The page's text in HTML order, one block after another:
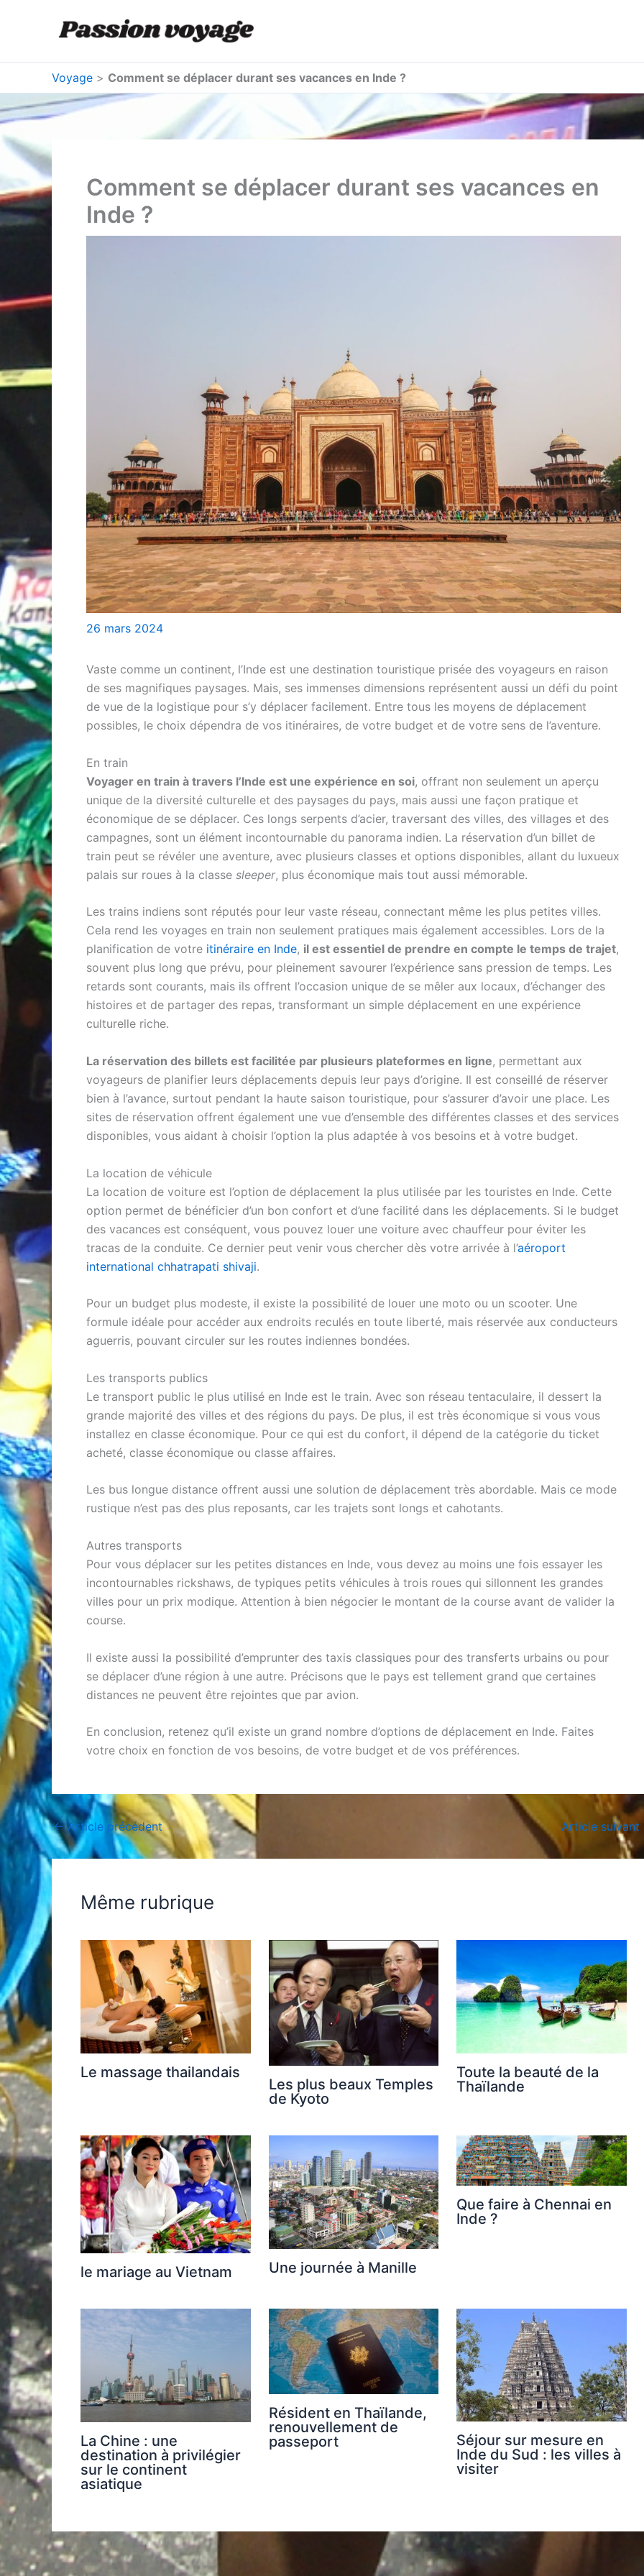
Voyage > Comment se déplacer durant ses vacances en Inde ?
Comment se déplacer durant ses vacances en
Inde ?
26 mars 2024
Vaste comme un continent, l’Inde est une destination touristique prisée des voyageurs en raison
de ses magnifiques paysages. Mais, ses immenses dimensions représentent aussi un défi du point
de vue de la logistique pour s’y déplacer facilement. Entre tous les moyens de déplacement
possibles, le choix dépendra de vos itinéraires, de votre budget et de votre sens de l’aventure.
En train
Voyager en train à travers l’Inde est une expérience en soi, offrant non seulement un aperçu
unique de la diversité culturelle et des paysages du pays, mais aussi une façon pratique et
économique de se déplacer. Ces longs serpents d’acier, traversant des villes, des villages et des
campagnes, sont un élément incontournable du panorama indien. La réservation d’un billet de
train peut se révéler une aventure, avec plusieurs classes et options disponibles, allant du luxueux
palais sur roues à la classe sleeper, plus économique mais tout aussi mémorable.
Les trains indiens sont réputés pour leur vaste réseau, connectant même les plus petites villes.
Cela rend les voyages en train non seulement pratiques mais également accessibles. Lors de la
planification de votre itinéraire en Inde, il est essentiel de prendre en compte le temps de trajet,
souvent plus long que prévu, pour pleinement savourer l’expérience sans pression de temps. Les
retards sont courants, mais ils offrent l’occasion unique de se mêler aux locaux, d’échanger des
histoires et de partager des repas, transformant un simple déplacement en une expérience
culturelle riche.
La réservation des billets est facilitée par plusieurs plateformes en ligne, permettant aux
voyageurs de planifier leurs déplacements depuis leur pays d’origine. Il est conseillé de réserver
bien à l’avance, surtout pendant la haute saison touristique, pour s’assurer d’avoir une place. Les
sites de réservation offrent également une vue d’ensemble des différentes classes et des services
disponibles, vous aidant à choisir l’option la plus adaptée à vos besoins et à votre budget.
La location de véhicule
La location de voiture est l’option de déplacement la plus utilisée par les touristes en Inde. Cette
option permet de bénéficier d’un bon confort et d’une facilité dans les déplacements. Si le budget
des vacances est conséquent, vous pouvez louer une voiture avec chauffeur pour éviter les
tracas de la conduite. Ce dernier peut venir vous chercher dès votre arrivée à l’aéroport
international chhatrapati shivaji.
Pour un budget plus modeste, il existe la possibilité de louer une moto ou un scooter. Une
formule idéale pour accéder aux endroits reculés en toute liberté, mais réservée aux conducteurs
aguerris, pouvant circuler sur les routes indiennes bondées.
Les transports publics
Le transport public le plus utilisé en Inde est le train. Avec son réseau tentaculaire, il dessert la
grande majorité des villes et des régions du pays. De plus, il est très économique si vous vous
installez en classe économique. Pour ce qui est du confort, il dépend de la catégorie du ticket
acheté, classe économique ou classe affaires.
Les bus longue distance offrent aussi une solution de déplacement très abordable. Mais ce mode
rustique n’est pas des plus reposants, car les trajets sont longs et cahotants.
Autres transports
Pour vous déplacer sur les petites distances en Inde, vous devez au moins une fois essayer les
incontournables rickshaws, de typiques petits véhicules à trois roues qui sillonnent les grandes
villes pour un prix modique. Attention à bien négocier le montant de la course avant de valider la
course.
Il existe aussi la possibilité d’emprunter des taxis classiques pour des transferts urbains ou pour
se déplacer d’une région à une autre. Précisons que le pays est tellement grand que certaines
distances ne peuvent être rejointes que par avion.
En conclusion, retenez qu’il existe un grand nombre d’options de déplacement en Inde. Faites
votre choix en fonction de vos besoins, de votre budget et de vos préférences.
←Article précédent Article suivant
Même rubrique
Le massage thailandais
Les plus beaux Temples
de Kyoto
Toute la beauté de la
Thaïlande
le mariage au Vietnam Une journée à Manille
Que faire à Chennai en
Inde ?
La Chine : une
destination à privilégier
sur le continent
asiatique
Résident en Thaïlande,
renouvellement de
passeport
Séjour sur mesure en
Inde du Sud : les villes à
visiter